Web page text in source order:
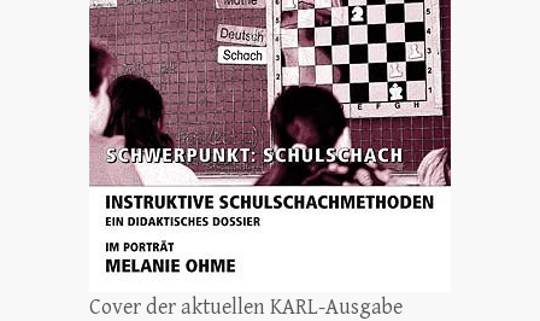
Cover der aktuellen KARL-Ausgabe